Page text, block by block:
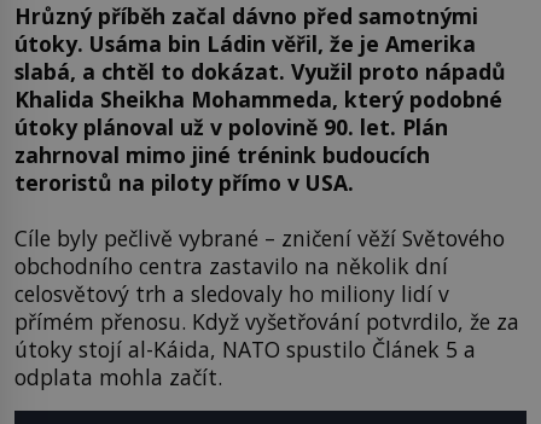
Hrůzný příběh začal dávno před samotnými
útoky. Usáma bin Ládin věřil, že je Amerika
slabá, a chtěl to dokázat. Využil proto nápadů
Khalida Sheikha Mohammeda, který podobné
útoky plánoval už v polovině 90. let. Plán
zahrnoval mimo jiné trénink budoucích
teroristů na piloty přímo v USA.
Cíle byly pečlivě vybrané – zničení věží Světového
obchodního centra zastavilo na několik dní
celosvětový trh a sledovaly ho miliony lidí v
přímém přenosu. Když vyšetřování potvrdilo, že za
útoky stojí al-Káida, NATO spustilo Článek 5 a
odplata mohla začít.